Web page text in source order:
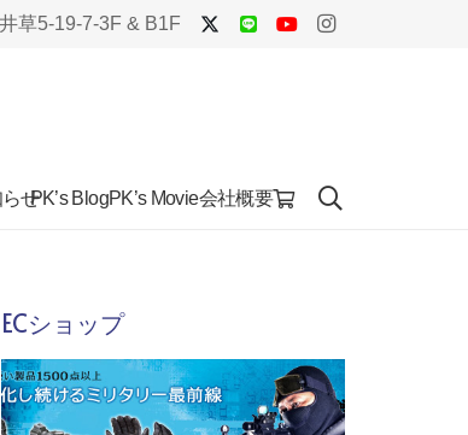
草5-19-7-3F & B1F
せPK’s BlogPK’s Movie会社概要
ECショップ